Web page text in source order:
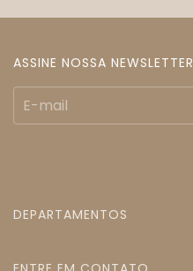
ASSINE NOSSA NEWSLETTER
DEPARTAMENTOS